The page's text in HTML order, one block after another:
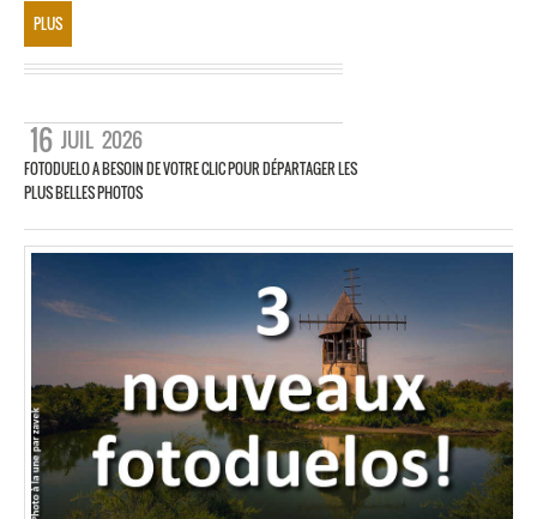
PLUS
16 JUIL 2026
FOTODUELO A BESOIN DE VOTRE CLIC POUR DÉPARTAGER LES
PLUS BELLES PHOTOS